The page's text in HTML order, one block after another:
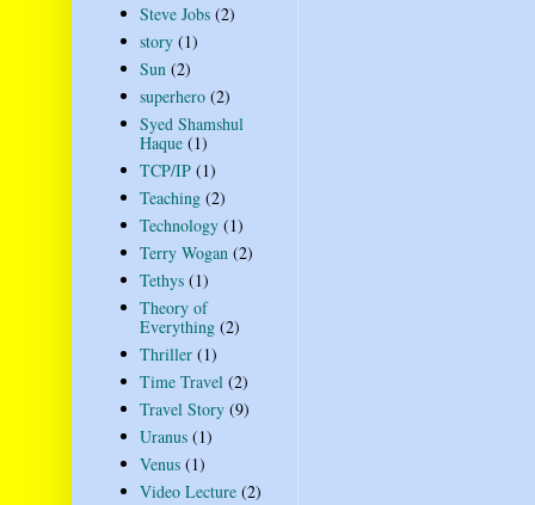
Steve Jobs (2)
story (1)
Sun (2)
superhero (2)
Syed Shamshul
Haque (1)
TCP/IP (1)
Teaching (2)
Technology (1)
Terry Wogan (2)
Tethys (1)
Theory of
Everything (2)
Thriller (1)
Time Travel (2)
Travel Story (9)
Uranus (1)
Venus (1)
Video Lecture (2)